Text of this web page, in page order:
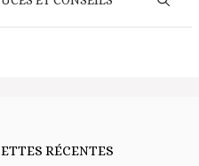
RÉCENTES